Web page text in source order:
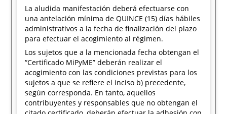
La aludida manifestación deberá efectuarse con
una antelación mínima de QUINCE (15) días hábiles
administrativos a la fecha de finalización del plazo
para efectuar el acogimiento al régimen.
Los sujetos que a la mencionada fecha obtengan el
“Certificado MiPyME” deberán realizar el
acogimiento con las condiciones previstas para los
sujetos a que se refiere el inciso b) precedente,
según corresponda. En tanto, aquellos
contribuyentes y responsables que no obtengan el